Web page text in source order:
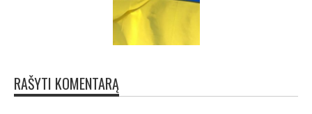
RAŠYTI KOMENTARĄ